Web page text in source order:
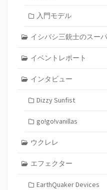
入門モデル
イシバシ三銃士のスー
イベントレポート
インタビュー
Dizzy Sunfist
go!go!vanillas
ウクレレ
エフェクター
EarthQuaker Devices